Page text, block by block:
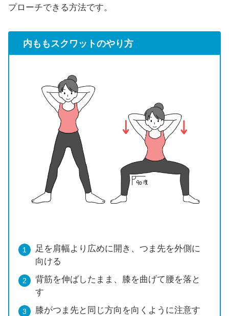
プローチできる方法です。
内ももスクワットのやり方
足を肩幅より広めに開き、つま先を外側に
向ける
背筋を伸ばしたまま、膝を曲げて腰を落と
す
膝がつま先と同じ方向を向くように注意す